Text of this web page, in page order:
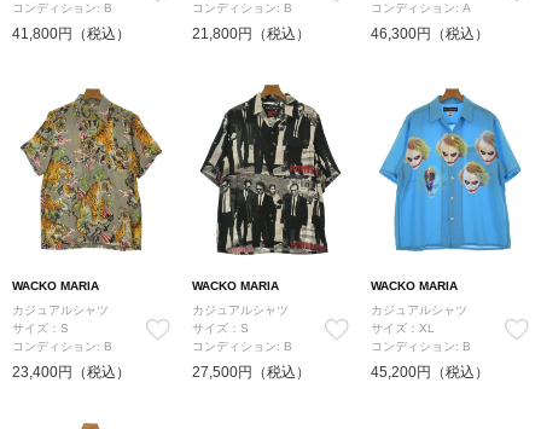
コンディション: B
41,800円（税込）
コンディション: B
21,800円（税込）
コンディション: A
46,300円（税込）
WACKO MARIA
カジュアルシャツ
サイズ：S
コンディション: B
23,400円（税込）
WACKO MARIA
カジュアルシャツ
サイズ：S
コンディション: B
27,500円（税込）
WACKO MARIA
カジュアルシャツ
サイズ：XL
コンディション: B
45,200円（税込）